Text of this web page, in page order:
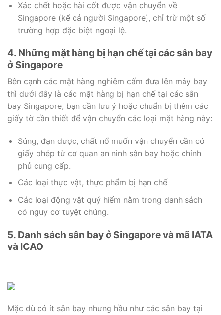
Xác chết hoặc hài cốt được vận chuyển về
Singapore (kể cả người Singapore), chỉ trừ một số
trường hợp đặc biệt ngoại lệ.
4. Những mặt hàng bị hạn chế tại các sân bay
ở Singapore
Bên cạnh các mặt hàng nghiêm cấm đưa lên máy bay
thì dưới đây là các mặt hàng bị hạn chế tại các sân
bay Singapore, bạn cần lưu ý hoặc chuẩn bị thêm các
giấy tờ cần thiết để vận chuyển các loại mặt hàng này:
Súng, đạn dược, chất nổ muốn vận chuyển cần có
giấy phép từ cơ quan an ninh sân bay hoặc chính
phủ cung cấp.
Các loại thực vật, thực phẩm bị hạn chế
Các loại động vật quý hiếm nằm trong danh sách
có nguy cơ tuyệt chủng.
5. Danh sách sân bay ở Singapore và mã IATA
và ICAO
Mặc dù có ít sân bay nhưng hầu như các sân bay tại